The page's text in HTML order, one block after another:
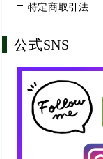
特定商取引法
公式SNS